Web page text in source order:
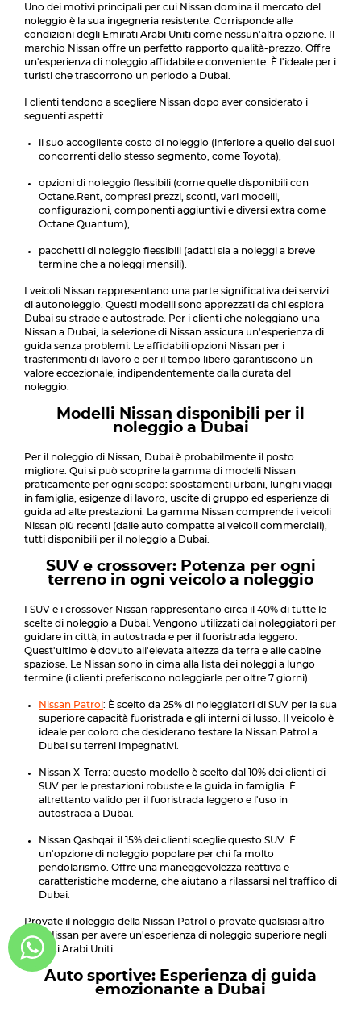
Uno dei motivi principali per cui Nissan domina il mercato del
noleggio è la sua ingegneria resistente. Corrisponde alle
condizioni degli Emirati Arabi Uniti come nessun'altra opzione. Il
marchio Nissan offre un perfetto rapporto qualità-prezzo. Offre
un'esperienza di noleggio affidabile e conveniente. È l'ideale per i
turisti che trascorrono un periodo a Dubai.
I clienti tendono a scegliere Nissan dopo aver considerato i
seguenti aspetti:
il suo accogliente costo di noleggio (inferiore a quello dei suoi
concorrenti dello stesso segmento, come Toyota),
opzioni di noleggio flessibili (come quelle disponibili con
Octane.Rent, compresi prezzi, sconti, vari modelli,
configurazioni, componenti aggiuntivi e diversi extra come
Octane Quantum),
pacchetti di noleggio flessibili (adatti sia a noleggi a breve
termine che a noleggi mensili).
I veicoli Nissan rappresentano una parte significativa dei servizi
di autonoleggio. Questi modelli sono apprezzati da chi esplora
Dubai su strade e autostrade. Per i clienti che noleggiano una
Nissan a Dubai, la selezione di Nissan assicura un'esperienza di
guida senza problemi. Le affidabili opzioni Nissan per i
trasferimenti di lavoro e per il tempo libero garantiscono un
valore eccezionale, indipendentemente dalla durata del
noleggio.
Modelli Nissan disponibili per il
noleggio a Dubai
Per il noleggio di Nissan, Dubai è probabilmente il posto
migliore. Qui si può scoprire la gamma di modelli Nissan
praticamente per ogni scopo: spostamenti urbani, lunghi viaggi
in famiglia, esigenze di lavoro, uscite di gruppo ed esperienze di
guida ad alte prestazioni. La gamma Nissan comprende i veicoli
Nissan più recenti (dalle auto compatte ai veicoli commerciali),
tutti disponibili per il noleggio a Dubai.
SUV e crossover: Potenza per ogni
terreno in ogni veicolo a noleggio
I SUV e i crossover Nissan rappresentano circa il 40% di tutte le
scelte di noleggio a Dubai. Vengono utilizzati dai noleggiatori per
guidare in città, in autostrada e per il fuoristrada leggero.
Quest'ultimo è dovuto all'elevata altezza da terra e alle cabine
spaziose. Le Nissan sono in cima alla lista dei noleggi a lungo
termine (i clienti preferiscono noleggiarle per oltre 7 giorni).
Nissan Patrol : È scelto da 25% di noleggiatori di SUV per la sua
superiore capacità fuoristrada e gli interni di lusso. Il veicolo è
ideale per coloro che desiderano testare la Nissan Patrol a
Dubai su terreni impegnativi.
Nissan X-Terra: questo modello è scelto dal 10% dei clienti di
SUV per le prestazioni robuste e la guida in famiglia. È
altrettanto valido per il fuoristrada leggero e l'uso in
autostrada a Dubai.
Nissan Qashqai: il 15% dei clienti sceglie questo SUV. È
un'opzione di noleggio popolare per chi fa molto
pendolarismo. Offre una maneggevolezza reattiva e
caratteristiche moderne, che aiutano a rilassarsi nel traffico di
Dubai.
Provate il noleggio della Nissan Patrol o provate qualsiasi altro
SUV Nissan per avere un'esperienza di noleggio superiore negli
Emirati Arabi Uniti.
Auto sportive: Esperienza di guida
emozionante a Dubai